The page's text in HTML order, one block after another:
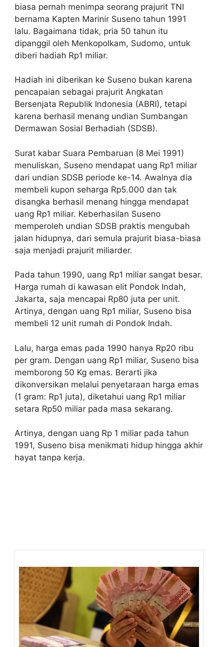
biasa pernah menimpa seorang prajurit TNI
bernama Kapten Marinir Suseno tahun 1991
lalu. Bagaimana tidak, pria 50 tahun itu
dipanggil oleh Menkopolkam, Sudomo, untuk
diberi hadiah Rp1 miliar.
Hadiah ini diberikan ke Suseno bukan karena
pencapaian sebagai prajurit Angkatan
Bersenjata Republik Indonesia (ABRI), tetapi
karena berhasil menang undian Sumbangan
Dermawan Sosial Berhadiah (SDSB).
Surat kabar Suara Pembaruan (8 Mei 1991)
menuliskan, Suseno mendapat uang Rp1 miliar
dari undian SDSB periode ke-14. Awalnya dia
membeli kupon seharga Rp5.000 dan tak
disangka berhasil menang hingga mendapat
uang Rp1 miliar. Keberhasilan Suseno
memperoleh undian SDSB praktis mengubah
jalan hidupnya, dari semula prajurit biasa-biasa
saja menjadi prajurit miliarder.
Pada tahun 1990, uang Rp1 miliar sangat besar.
Harga rumah di kawasan elit Pondok Indah,
Jakarta, saja mencapai Rp80 juta per unit.
Artinya, dengan uang Rp1 miliar, Suseno bisa
membeli 12 unit rumah di Pondok Indah.
Lalu, harga emas pada 1990 hanya Rp20 ribu
per gram. Dengan uang Rp1 miliar, Suseno bisa
memborong 50 Kg emas. Berarti jika
dikonversikan melalui penyetaraan harga emas
(1 gram: Rp1 juta), diketahui uang Rp1 miliar
setara Rp50 miliar pada masa sekarang.
Artinya, dengan uang Rp 1 miliar pada tahun
1991, Suseno bisa menikmati hidup hingga akhir
hayat tanpa kerja.